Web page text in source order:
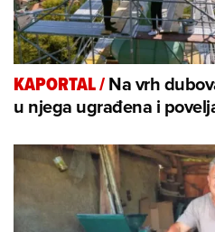
KAPORTAL/Na vrh
u njega ugrađena i